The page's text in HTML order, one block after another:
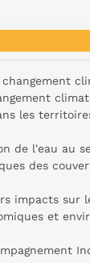
les
de l'eau au
des
impacts sur
et